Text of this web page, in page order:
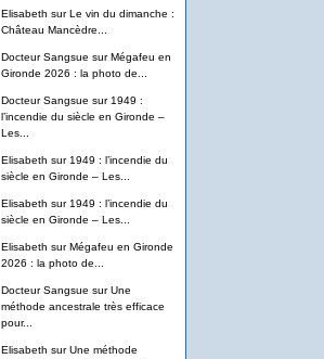
Elisabeth surLe vin du dimanche :
Château Mancèdre...
Docteur Sangsue surMégafeu en
Gironde 2026 : la photo de...
Docteur Sangsue sur 1949 :
l’incendie du siècle en Gironde –
Les...
Elisabeth sur 1949 : l’incendie du
siècle en Gironde – Les...
Elisabeth sur 1949 : l’incendie du
siècle en Gironde – Les...
Elisabeth surMégafeu en Gironde
2026 : la photo de...
Docteur Sangsue surUne
méthode ancestrale très efficace
pour...
Elisabeth surUne méthode